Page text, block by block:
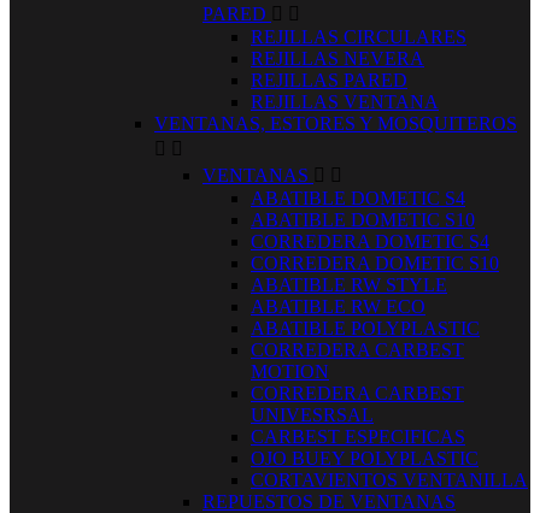
PARED  
REJILLAS CIRCULARES
REJILLAS NEVERA
REJILLAS PARED
REJILLAS VENTANA
VENTANAS, ESTORES Y MOSQUITEROS
 
VENTANAS  
ABATIBLE DOMETIC S4
ABATIBLE DOMETIC S10
CORREDERA DOMETIC S4
CORREDERA DOMETIC S10
ABATIBLE RW STYLE
ABATIBLE RW ECO
ABATIBLE POLYPLASTIC
CORREDERA CARBEST
MOTION
CORREDERA CARBEST
UNIVESRSAL
CARBEST ESPECIFICAS
OJO BUEY POLYPLASTIC
CORTAVIENTOS VENTANILLA
REPUESTOS DE VENTANAS